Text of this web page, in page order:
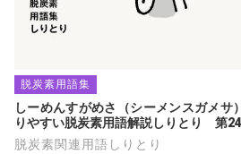
脱炭素用語集
しーめんすがめさ（シーメンスガメサ
りやすい脱炭素用語解説しりとり　第
脱炭素関連用語しりとり